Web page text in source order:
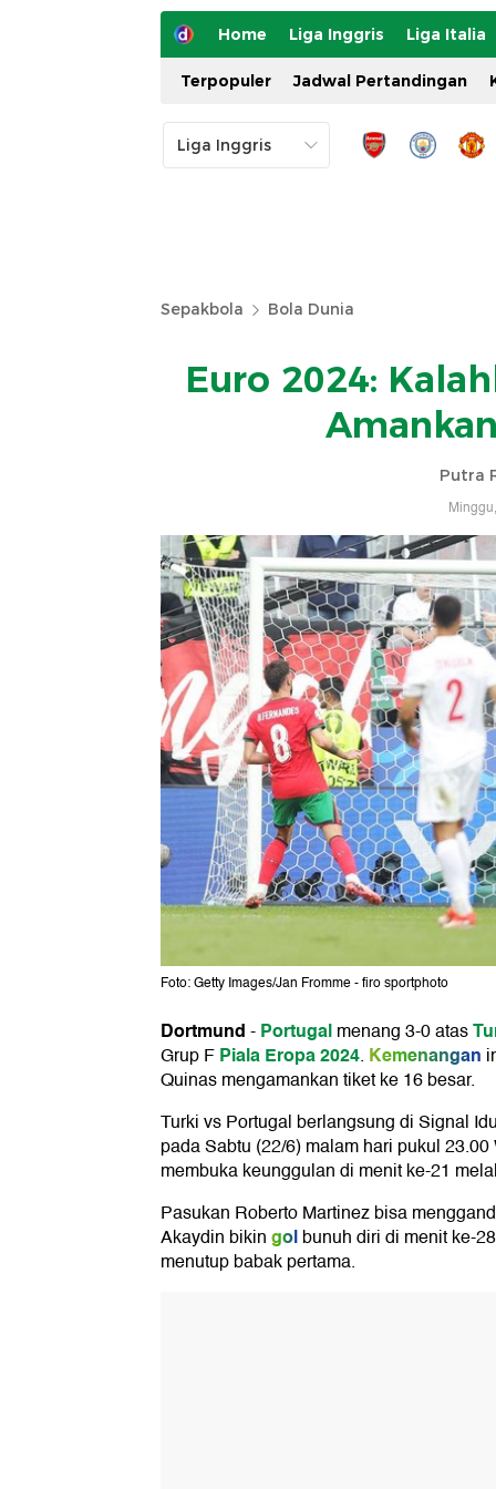
Home Liga Inggris Liga Italia
Terpopuler Jadwal Pertandingan
Sepakbola Bola Dunia
Euro 2024:
Putra
Foto: Getty Images/Jan Fromme - firo sportphoto
Dortmund-Portugalmenang 3-0 atas
Grup FPiala Eropa 2024. Kemenangan
Quinas mengamankan tiket ke 16 besar.
Turki vs Portugal berlangsung di Signal
pada Sabtu (22/6) malam hari pukul
membuka keunggulan di menit ke-21
Pasukan Roberto Martinez bisa
Akaydin bikingolbunuh diri di menit ke-
menutup babak pertama.